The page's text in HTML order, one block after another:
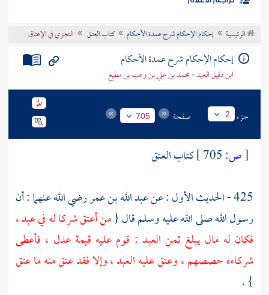
موضوعي
تراجم الأعلام
الرئيسية إحكام الإحكام شرح عمدة الأحكام كتاب العتق التجزي في الإعتاق
إحكام الإحكام شرح عمدة الأحكام
ابن دقيق العيد - محمد بن علي بن وهب بن مطيع
جزء 2 صفحة 705
[ص:
كتاب العتق
425 - الحديث الأول : عن
عبد الله بن عمررضي الله عنهما : أن
رسول الله صلى الله عليه وسلم قال {من أعتق شركا له في عبد ،
فكان له مال يبلغ ثمن العبد : قوم عليه قيمة عدل ، فأعطى
شركاءه حصصهم ، وعتق عليه العبد ، وإلا فقد عتق منه ما عتق
} .